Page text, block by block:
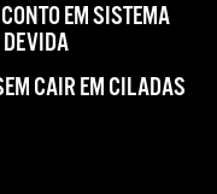
EM SISTEMA
CAIR EM CILADAS